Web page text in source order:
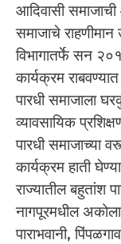
आदिवासी समाजाची
समाजाचे राहणीमान
विभागातर्फे सन
कार्यक्रम
पारधी समाजाला
व्यावसायिक
पारधी समाजाच्या
कार्यक्रम हाती
राज्यातील बहुतांश
नागपूरमधील
पाराभवानी,